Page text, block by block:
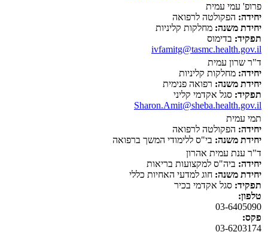
פרופ' עמי עמית
יחידה: הפקולטה לרפואה
יחידת משנה: מחלקות קליניות
תפקיד: בדימוס
ivfamitg@tasmc.health.gov.il
ד"ר שרון עמית
יחידה: מחלקות קליניות
יחידת משנה: רפואה פנימית
תפקיד: סגל אקדמי קליני
Sharon.Amit@sheba.health.gov.il
תמי עמית
יחידה: הפקולטה לרפואה
יחידת משנה: בי"ס ללימודי המשך ברפואה
ד"ר ענת עמית אהרון
יחידה: ביה"ס למקצועות בריאות
יחידת משנה: חוג למדעי האחיות כללי
תפקיד: סגל אקדמי בכיר
טלפון:
03-6405090
פקס:
03-6203174